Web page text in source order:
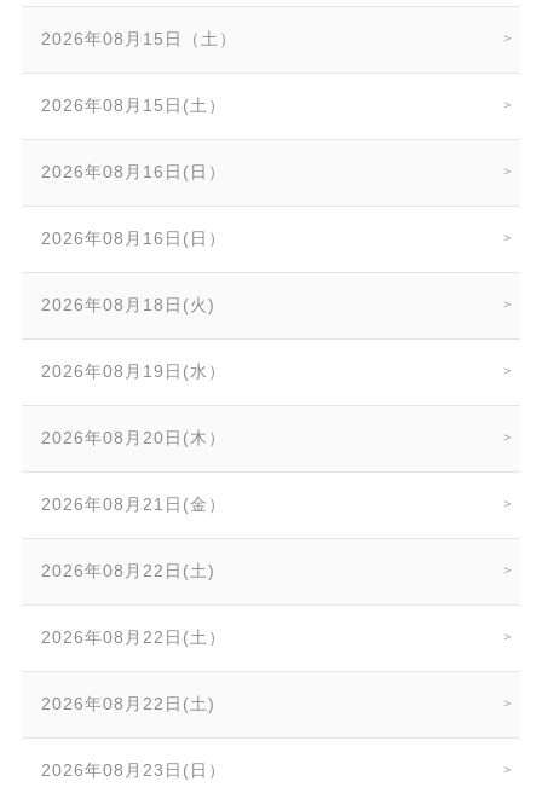
2026年08月15日（土）
2026年08月15日(土）
2026年08月16日(日）
2026年08月16日(日）
2026年08月18日(火)
2026年08月19日(水）
2026年08月20日(木）
2026年08月21日(金）
2026年08月22日(土)
2026年08月22日(土）
2026年08月22日(土)
2026年08月23日(日）